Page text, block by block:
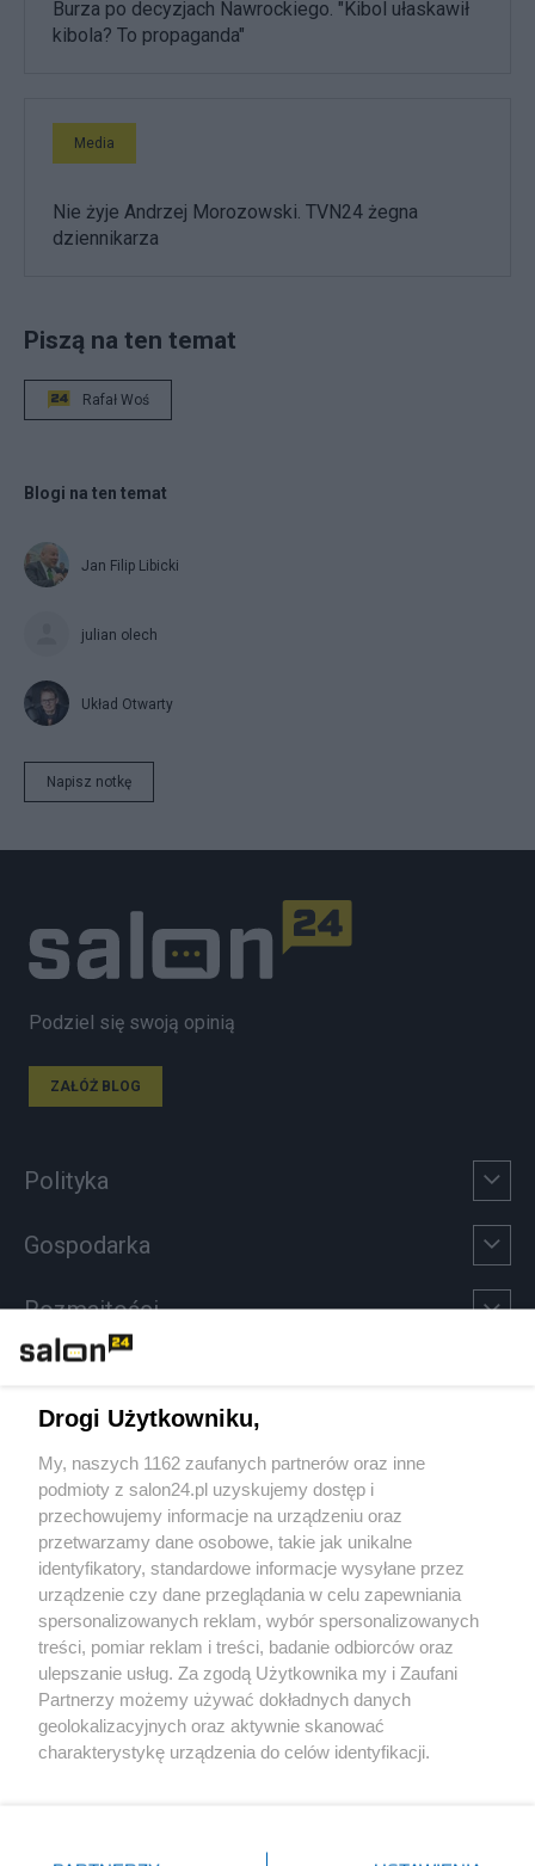
Burza po decyzjach Nawrockiego. "Kibol ułaskawił
kibola? To propaganda"
Media
Nie żyje Andrzej Morozowski. TVN24 żegna
dziennikarza
Piszą na ten temat
Rafał Woś
Blogi na ten temat
Jan Filip Libicki
julian olech
Układ Otwarty
Napisz notkę
Podziel się swoją opinią
ZAŁÓŻ BLOG
Polityka
Gospodarka
Rozmaitości
Sport
Społeczeństwo
Kultura
X Facebook Instagram Youtube
Drogi Użytkowniku,
My, naszych 1162 zaufanych partnerów oraz inne
podmioty z salon24.pl uzyskujemy dostęp i
przechowujemy informacje na urządzeniu oraz
przetwarzamy dane osobowe, takie jak unikalne
identyfikatory, standardowe informacje wysyłane przez
urządzenie czy dane przeglądania w celu zapewniania
spersonalizowanych reklam, wybór spersonalizowanych
treści, pomiar reklam i treści, badanie odbiorców oraz
ulepszanie usług. Za zgodą Użytkownika my i Zaufani
Partnerzy możemy używać dokładnych danych
geolokalizacyjnych oraz aktywnie skanować
charakterystykę urządzenia do celów identyfikacji.
zmienić/wycofać klikając przycisk ustawień prywatności